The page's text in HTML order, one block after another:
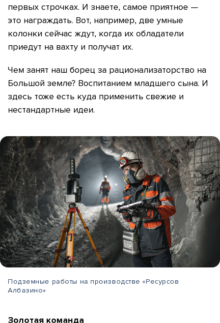
первых строчках. И знаете, самое приятное —
это награждать. Вот, например, две умные
колонки сейчас ждут, когда их обладатели
приедут на вахту и получат их.
Чем занят наш борец за рационализаторство на
Большой земле? Воспитанием младшего сына. И
здесь тоже есть куда применить свежие и
нестандартные идеи.
Подземные работы на производстве «Ресурсов
Албазино»
Золотая команда